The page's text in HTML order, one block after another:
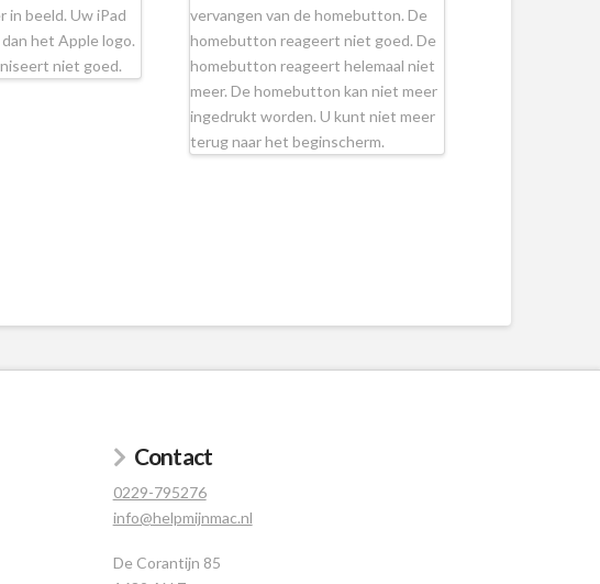
in beeld. Uw iPad
het Apple logo.
niet goed.
vervangen van de homebutton. De
homebutton reageert niet goed. De
homebutton reageert helemaal niet
meer. De homebutton kan niet meer
ingedrukt worden. U kunt niet meer
terug naar het beginscherm.
Contact
0229-795276
info@helpmijnmac.nl
De Corantijn 85